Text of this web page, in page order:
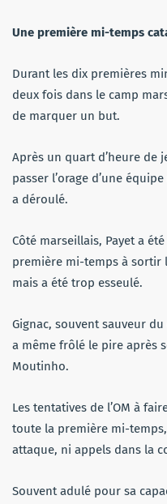
Une première mi-temps
Durant les dix premières
deux fois dans le camp
de marquer un but.
Après un quart d’heure de
passer l’orage d’une
a déroulé.
Côté marseillais, Payet a
première mi-temps à sortir
mais a été trop esseulé.
Gignac, souvent sauveur
a même frôlé le pire après
Moutinho.
Les tentatives de l’OM à
toute la première mi-
attaque, ni appels dans la
Souvent adulé pour sa